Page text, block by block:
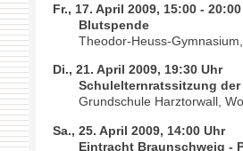
Fr., 17. April 2009, 15:00 -
Blutspende
Theodor-Heuss-
Di., 21. April 2009, 19:30 Uhr
Schulelternratssitzung
Grundschule Harztorwall,
Sa., 25. April 2009, 14:00 Uhr
Eintracht Braunschweig -